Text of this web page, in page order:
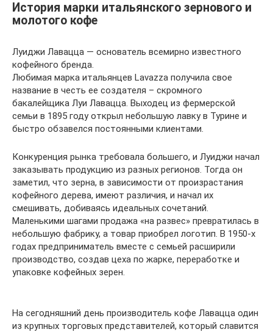
История марки итальянского зернового и
молотого кофе
Луиджи Лавацца — основатель всемирно известного
кофейного бренда.
Любимая марка итальянцев Lavazza получила свое
название в честь ее создателя – скромного
бакалейщика Луи Лавацца. Выходец из фермерской
семьи в 1895 году открыл небольшую лавку в Турине и
быстро обзавелся постоянными клиентами.
Конкуренция рынка требовала большего, и Луиджи начал
заказывать продукцию из разных регионов. Тогда он
заметил, что зерна, в зависимости от произрастания
кофейного дерева, имеют различия, и начал их
смешивать, добиваясь идеальных сочетаний.
Маленькими шагами продажа «на развес» превратилась в
небольшую фабрику, а товар приобрел логотип. В 1950-х
годах предприниматель вместе с семьей расширили
производство, создав цеха по жарке, переработке и
упаковке кофейных зерен.
На сегодняшний день производитель кофе Лавацца один
из крупных торговых представителей, который славится